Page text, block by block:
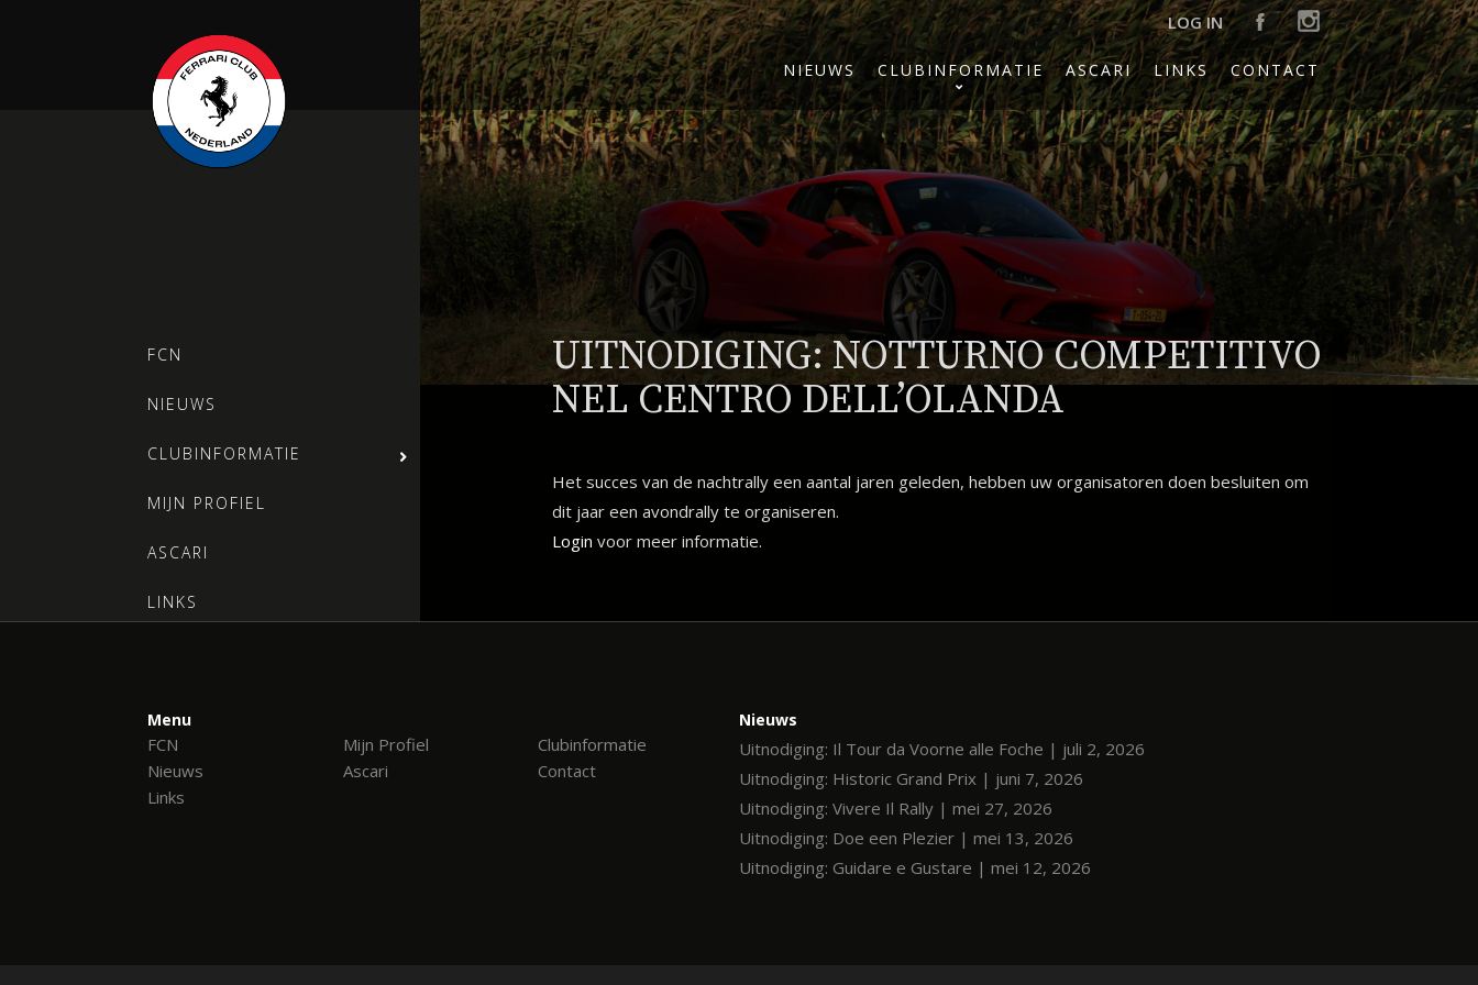
LOG IN
NIEUWS CLUBINFORMATIE ASCARI LINKS CONTACT
FCN
NIEUWS
CLUBINFORMATIE
MIJN PROFIEL
ASCARI
LINKS
UITNODIGING: NOTTURNO COMPETITIVO
NEL CENTRO DELL’OLANDA
Het succes van de nachtrally een aantal jaren geleden, hebben uw organisatoren doen besluiten om
dit jaar een avondrally te organiseren.
Login voor meer informatie.
Menu
FCN Mijn Profiel
Clubinformatie
Nieuws
Ascari
Contact
Links
Nieuws
Uitnodiging: Il Tour da Voorne alle Foche | juli 2, 2026
Uitnodiging: Historic Grand Prix | juni 7, 2026
Uitnodiging: Vivere Il Rally | mei 27, 2026
Uitnodiging: Doe een Plezier | mei 13, 2026
Uitnodiging: Guidare e Gustare | mei 12, 2026